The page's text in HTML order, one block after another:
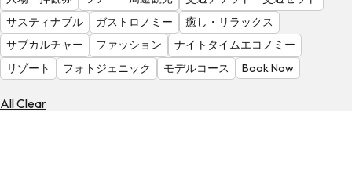
気
を
見
る
サスティナブル
ガストロノミー
癒し・リラックス
サブカルチャー
ファッション
ナイトタイムエコノミー
リゾート
フォトジェニック モデルコース Book Now
All Clear